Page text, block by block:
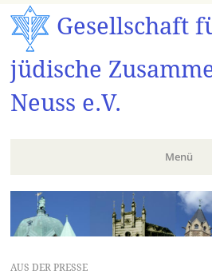
Gesellschaft
jüdische
Neuss e.V.
Menü
Zum
Inhalt
springen
AUS DER PRESSE